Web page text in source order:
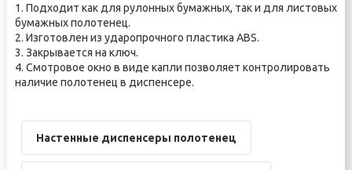
1. Подходит как для рулонных бумажных, так и для листовых
бумажных полотенец.
2. Изготовлен из ударопрочного пластика АВS.
3. Закрывается на ключ.
4. Смотровое окно в виде капли позволяет контролировать
наличие полотенец в диспенсере.
Настенные диспенсеры полотенец